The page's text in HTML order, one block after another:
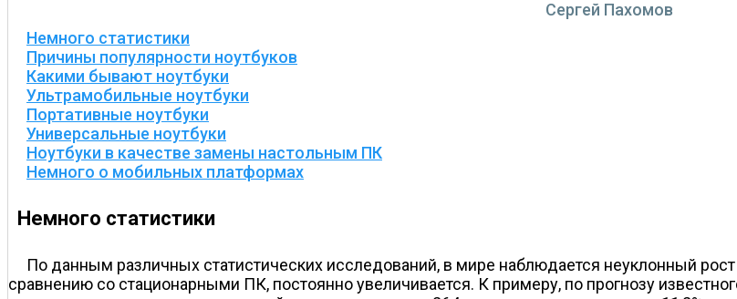
Сергей Пахомов
Немного статистики
Причины популярности ноутбуков
Какими бывают ноутбуки
Ультрамобильные ноутбуки
Портативные ноутбуки
Универсальные ноутбуки
Ноутбуки в качестве замены настольным ПК
Немного о мобильных платформах
Немного статистики
По данным различных статистических исследований, в мире наблюдается неуклонный
сравнению со стационарными ПК, постоянно увеличивается. К примеру, по прогнозу